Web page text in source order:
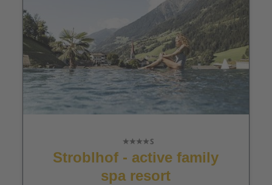
Stroblhof - active family
spa resort